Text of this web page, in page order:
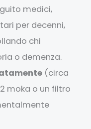
medici,
per decenni,
chi
o demenza.
(circa
moka o un filtro